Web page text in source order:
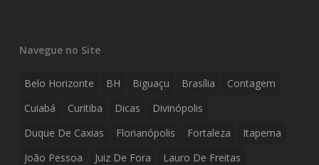
Navegue no Site
Belo Horizonte BH Biguaçu Brasília
Contagem
Cuiabá
Curitiba Dicas
Divinópolis
Duque De Caxias
Florianópolis Fortaleza
Itapema
João Pessoa
Juiz De Fora
Lauro De Freitas